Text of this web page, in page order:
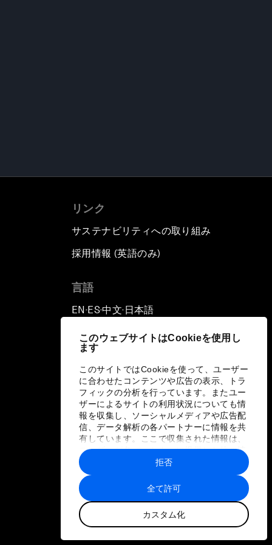
このウェブサイトはCookieを使用し
ます
このサイトではCookieを使って、ユーザー
に合わせたコンテンツや広告の表示、トラ
フィックの分析を行っています。またユー
ザーによるサイトの利用状況についても情
報を収集し、ソーシャルメディアや広告配
信、データ解析の各パートナーに情報を共
有しています。ここで収集された情報は、
ユーザーが各パートナーに提供した他の情
報や各パートナーのサービスを使用した際
に収集された情報と組み合わされ、各パー
トナーによって使用されることがありま
す。
全て許可
カスタム化
拒否
リンク
サステナビリティへの取り組み
採用情報 (英語のみ)
言語
EN ▪ES▪中文▪ 日本語